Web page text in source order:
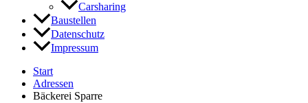
Carsharing
Baustellen
Datenschutz
Impressum
Start
Adressen
Bäckerei Sparre